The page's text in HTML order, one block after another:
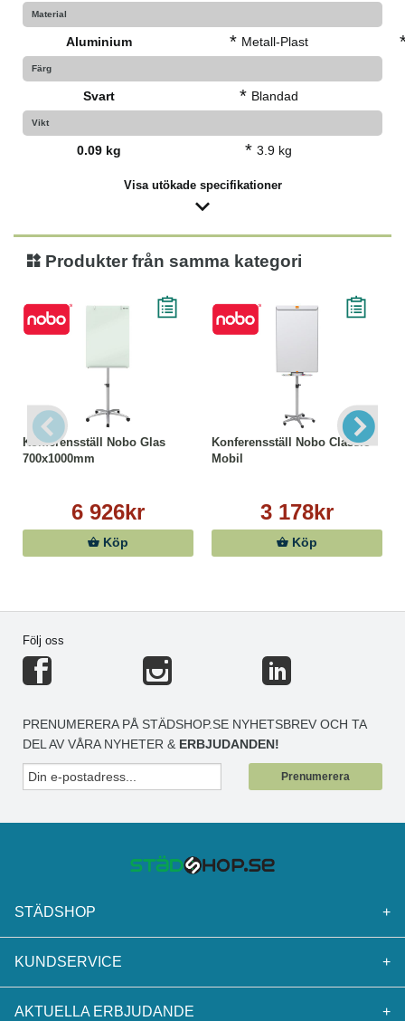
Material
Aluminium * Metall-Plast
Färg
Svart * Blandad
Vikt
0.09 kg * 3.9 kg
Visa utökade specifikationer
Produkter från samma kategori
Konferensställ Nobo Glas
700x1000mm
6 926kr
Köp
Konferensställ Nobo Classic
Mobil
3 178kr
Köp
Följ oss
PRENUMERERA PÅ STÄDSHOP.SE NYHETSBREV OCH TA
DEL AV VÅRA NYHETER & ERBJUDANDEN!
Prenumerera
STÄDSHOP +
KUNDSERVICE +
AKTUELLA ERBJUDANDE +